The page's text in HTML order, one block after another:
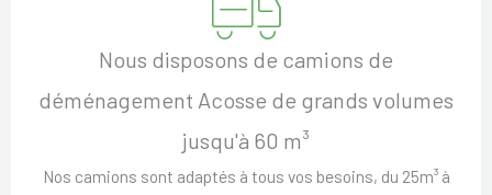
Nous disposons de camions de
déménagement Acosse de grands volumes
jusqu'à 60 m³
Nos camions sont adaptés à tous vos besoins, du 25m³ à